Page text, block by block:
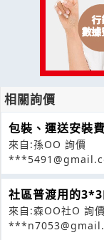
相關詢價
包裝、運送安裝費
來自:孫OO 詢價
社區普渡用的
來自:森OO社O 詢價